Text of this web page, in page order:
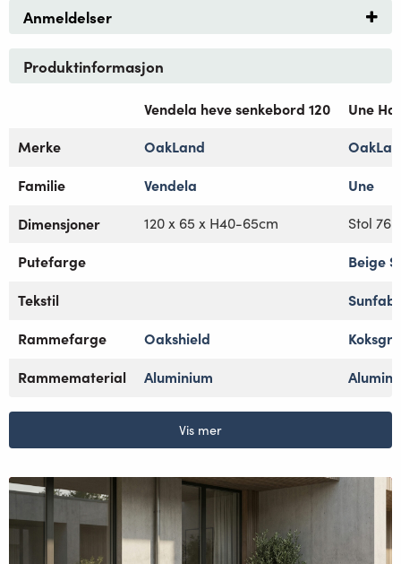
Anmeldelser
Produktinformasjon
Vendela heve senkebord 120
Une
Merke
OakLand
Familie
Vendela
Une
Dimensjoner
120 x 65 x H40-65cm Stol 76
Putefarge
Beige
Tekstil
Sunfab
Rammefarge
Oakshield
Koksgrå
Rammematerial
Aluminium
Vis mer